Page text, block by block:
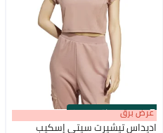
00m:00s
·باقي 100% عرض برق
اديداس تيشيرت سيتي إسكيب